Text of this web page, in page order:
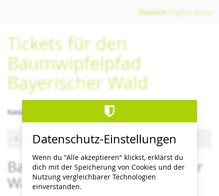
springen
Deutsch English česky
Tickets für den
Baumwipfelpfad
Bayerischer Wald
Kassenschluss/letzter Einlass 1 Stunde vor Schließzeit
Zu anderem Termin wechseln
Baumwipfelpfad Bayerischer
Wald
Datenschutz-Einstellungen
Wenn du "Alle akzeptieren" klickst, erklärst du
dich mit der Speicherung von Cookies und der
Nutzung vergleichbarer Technologien
einverstanden.